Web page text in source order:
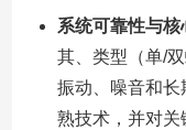
系统可靠性与核
其、类型（单/
振动、噪音和
熟技术，并对关